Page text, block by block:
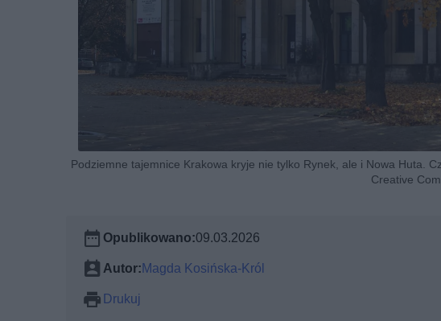
Podziemne tajemnice Krakowa kryje nie tylko Rynek, ale i Nowa Huta.
Creative
Opublikowano:09.03.2026
Autor:Magda Kosińska-Król
Drukuj